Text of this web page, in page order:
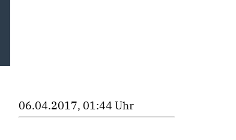
06.04.2017, 01:44 Uhr